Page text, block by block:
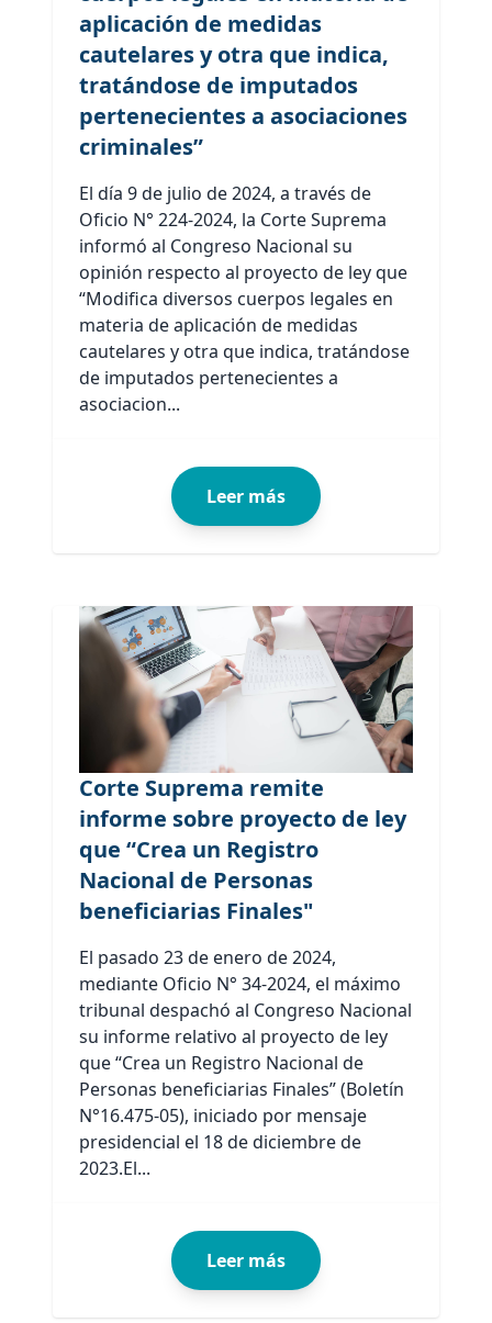
aplicación de medidas
cautelares y otra que indica,
tratándose de imputados
pertenecientes a asociaciones
criminales”
El día 9 de julio de 2024, a través de
Oficio N° 224-2024, la Corte Suprema
informó al Congreso Nacional su
opinión respecto al proyecto de ley que
“Modifica diversos cuerpos legales en
materia de aplicación de medidas
cautelares y otra que indica, tratándose
de imputados pertenecientes a
asociacion...
Leer más
Corte Suprema remite
informe sobre proyecto de ley
que “Crea un Registro
Nacional de Personas
beneficiarias Finales"
El pasado 23 de enero de 2024,
mediante Oficio N° 34-2024, el máximo
tribunal despachó al Congreso Nacional
su informe relativo al proyecto de ley
que “Crea un Registro Nacional de
Personas beneficiarias Finales” (Boletín
N°16.475-05), iniciado por mensaje
presidencial el 18 de diciembre de
2023.El...
Leer más